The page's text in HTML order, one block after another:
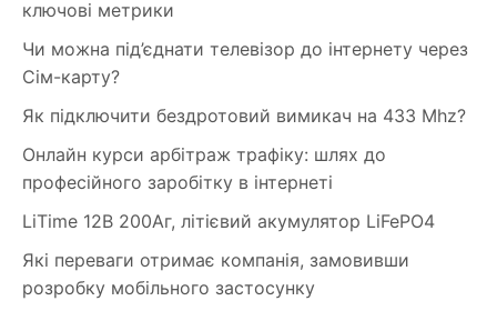
ключові метрики
Чи можна під’єднати телевізор до інтернету через
Сім-карту?
Як підключити бездротовий вимикач на 433 Mhz?
Онлайн курси арбітраж трафіку: шлях до
професійного заробітку в інтернеті
LiTime 12В 200Аг, літієвий акумулятор LiFePO4
Які переваги отримає компанія, замовивши
розробку мобільного застосунку